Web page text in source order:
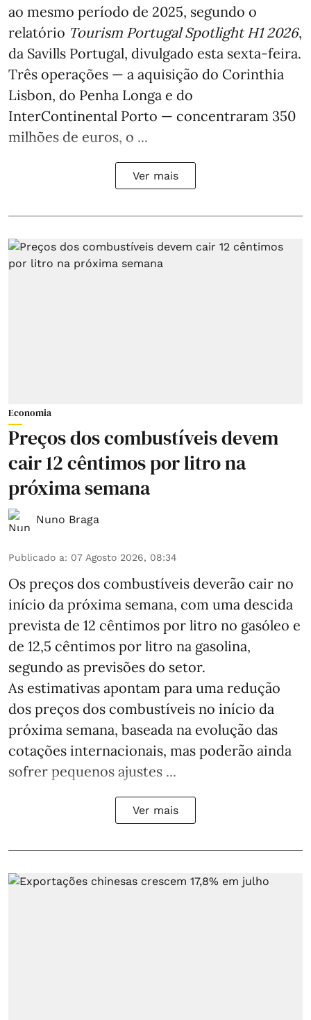
ao mesmo período de 2025, segundo o
relatório Tourism Portugal Spotlight H1 2026,
da Savills Portugal, divulgado esta sexta-feira.
Três operações — a aquisição do Corinthia
Lisbon, do Penha Longa e do
InterContinental Porto — concentraram 350
milhões de euros, o ...
Ver mais
Economia
Preços dos combustíveis devem
cair 12 cêntimos por litro na
próxima semana
Nuno Braga
Publicado a: 07 Agosto 2026, 08:34
Os preços dos combustíveis deverão cair no
início da próxima semana, com uma descida
prevista de 12 cêntimos por litro no gasóleo e
de 12,5 cêntimos por litro na gasolina,
segundo as previsões do setor.
As estimativas apontam para uma redução
dos preços dos combustíveis no início da
próxima semana, baseada na evolução das
cotações internacionais, mas poderão ainda
sofrer pequenos ajustes ...
Ver mais